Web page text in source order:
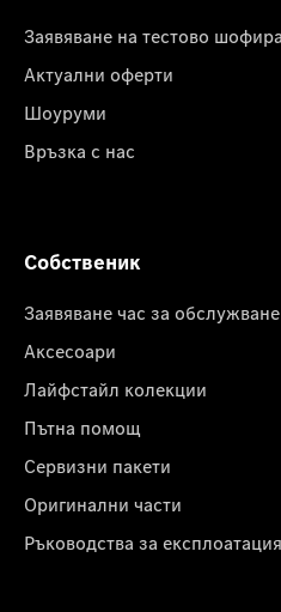
Заявяване на тестово
Актуални оферти
Шоуруми
Връзка с нас
Собственик
Заявяване час за обслужване
Аксесоари
Лайфстайл колекции
Пътна помощ
Сервизни пакети
Оригинални части
Ръководства за експлоатация